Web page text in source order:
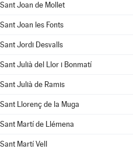
Sant Joan de Mollet
Sant Joan les Fonts
Sant Jordi Desvalls
Sant Julià del Llor i Bonmatí
Sant Julià de Ramis
Sant Llorenç de la Muga
Sant Martí de Llémena
Sant Martí Vell